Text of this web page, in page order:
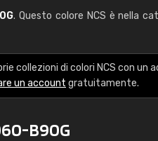
. Questo colore NCS è nella
collezioni di colori NCS con un
un account gratuitamente.
B90G